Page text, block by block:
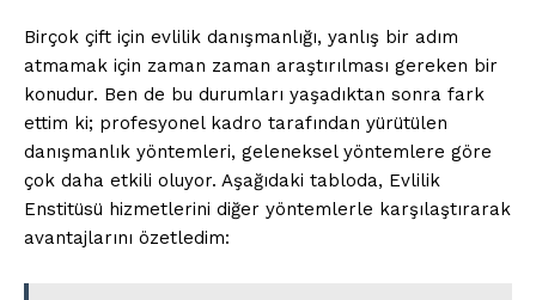
Birçok çift için evlilik danışmanlığı, yanlış bir adım
atmamak için zaman zaman araştırılması gereken bir
konudur. Ben de bu durumları yaşadıktan sonra fark
ettim ki; profesyonel kadro tarafından yürütülen
danışmanlık yöntemleri, geleneksel yöntemlere göre
çok daha etkili oluyor. Aşağıdaki tabloda, Evlilik
Enstitüsü hizmetlerini diğer yöntemlerle karşılaştırarak
avantajlarını özetledim: